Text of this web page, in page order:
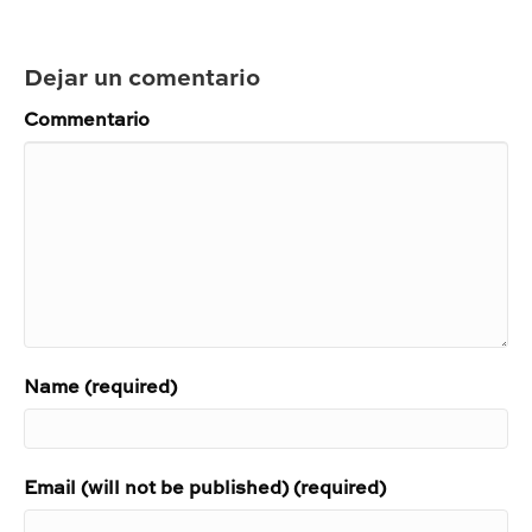
Dejar un comentario
Commentario
Name (required)
Email (will not be published) (required)